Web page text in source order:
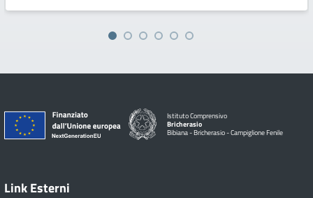
Istituto Comprensivo
Bricherasio
Bibiana - Bricherasio - Campiglione Fenile
Link Esterni